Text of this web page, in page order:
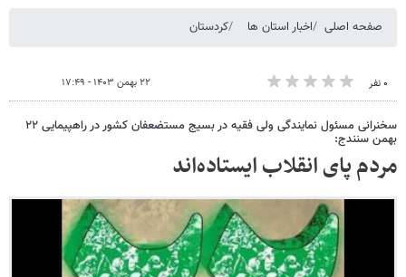
صفحه اصلی اخبار استان ها کردستان
۰ نفر ۲۲ بهمن ۱۴۰۳ - ۱۷:۴۹
سخنرانی مسئول نمایندگی ولی فقیه در بسیج مستضعفان کشور در راهپیمایی ۲۲
بهمن سنندج:
مردم پای انقلاب ایستاده‌اند